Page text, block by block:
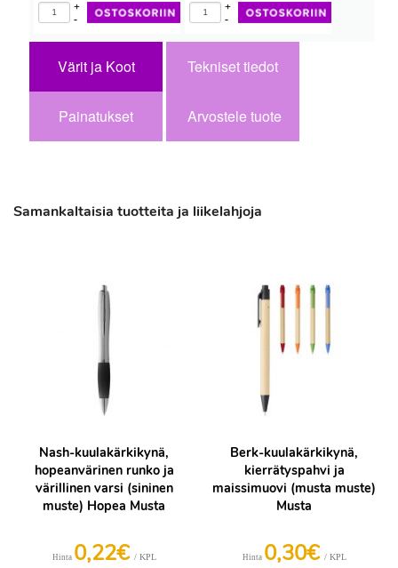
-
+
-
+
Värit ja Koot Tekniset tiedot
Painatukset Arvostele tuote
Samankaltaisia tuotteita ja liikelahjoja
Nash-kuulakärkikynä,
hopeanvärinen runko ja
värillinen varsi (sininen
muste) Hopea Musta
Hinta 0,22€ / KPL
Berk-kuulakärkikynä,
kierrätyspahvi ja
maissimuovi (musta muste)
Musta
Hinta 0,30€ / KPL